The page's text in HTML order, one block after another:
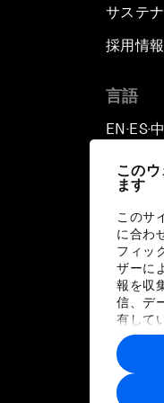
この
ます
このサ
に合わ
フィッ
ザーに
報を収
信、デ
有して
ユーザ
報や各
に収集
トナー
サステ
採用情
言語
EN ▪ ES▪